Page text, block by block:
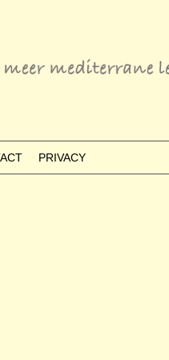
PRIVACY